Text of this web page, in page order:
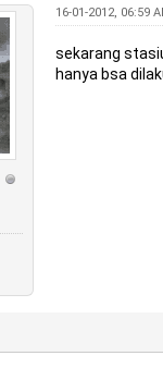
16-01-2012, 06:59
sekarang
hanya bsa